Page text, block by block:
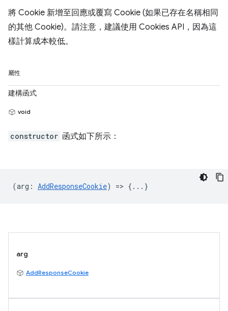
將 Cookie 新增至回應或覆寫 Cookie (如果已存在名稱相同
的其他 Cookie)。請注意，建議使用 Cookies API，因為這
樣計算成本較低。
屬性
建構函式
void
constructor 函式如下所示：
(arg : AddResponseCookie) => {...}
arg
AddResponseCookie